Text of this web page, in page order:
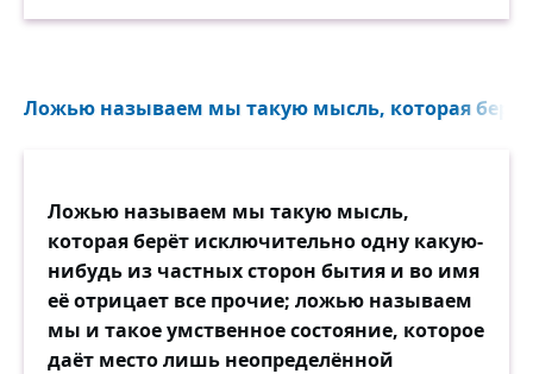
Ложью называем мы такую мысль, которая
Ложью называем мы такую мысль,
которая берёт исключительно одну какую-
нибудь из частных сторон бытия и во имя
её отрицает все прочие; ложью называем
мы и такое умственное состояние, которое
даёт место лишь неопределённой